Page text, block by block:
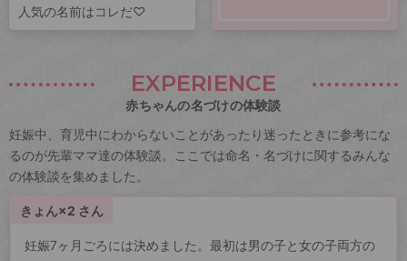
人気の名前はコレだ♡
EXPERIENCE
赤ちゃんの名づけの体験談
妊娠中、育児中にわからないことがあったり迷ったときに参考にな
るのが先輩ママ達の体験談。ここでは命名・名づけに関するみんな
の体験談を集めました。
きょん×2 さん
妊娠7ヶ月ごろには決めました。最初は男の子と女の子両方の